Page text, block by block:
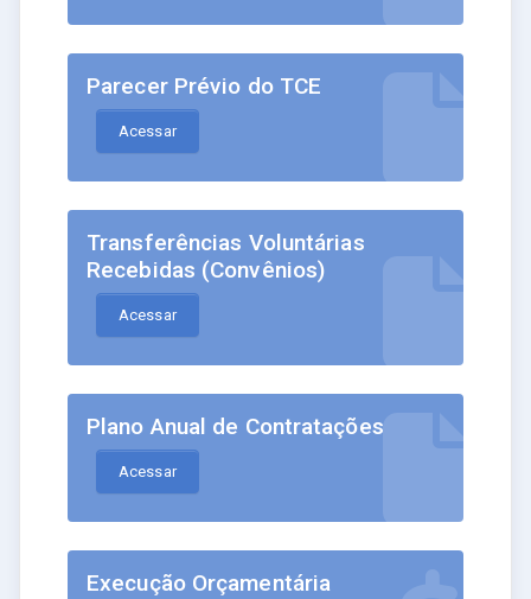
Parecer Prévio do TCE
Acessar
Transferências Voluntárias
Recebidas (Convênios)
Acessar
Plano Anual de Contratações
Acessar
Execução Orçamentária